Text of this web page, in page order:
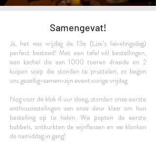
Samengevat!
Ja, het was vrijdag de 13e (Lize’s lievelingsdag)
perfect besteed! Met een tafel vól bestellingen,
een kachel die aan 1000 toeren draaide en 2
kuipen soep die stonden te pruttelen, zo begon
ons gezellig-samen-zijn event vorige vrijdag.
Nog voor de klok 4 uur sloeg, stonden onze eerste
enthousiastelingen aan onze deur klaar om hun
bestelling op te halen. We popten de eerste
bubbels, ontkurkten de wijnflessen en we klonken
de namiddag in gang!